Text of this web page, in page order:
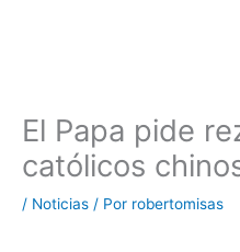
El Papa pide
católicos
/ Noticias / Por robertomisas